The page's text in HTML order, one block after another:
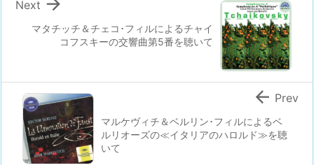
マタチッチ＆チェコ･フィルによるチャイ
コフスキーの交響曲第5番を聴いて
Next
マルケヴィチ＆ベルリン･フィルによるベ
ルリオーズの≪イタリアのハロルド≫を聴
いて
 Prev